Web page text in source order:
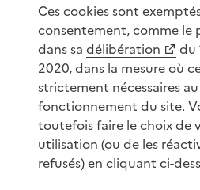
Ces cookies sont
consentement, comme le
dans sa délibération
du
2020, dans la mesure où
strictement nécessaires
fonctionnement du site.
toutefois faire le choix de
utilisation (ou de les
refusés) en cliquant ci-